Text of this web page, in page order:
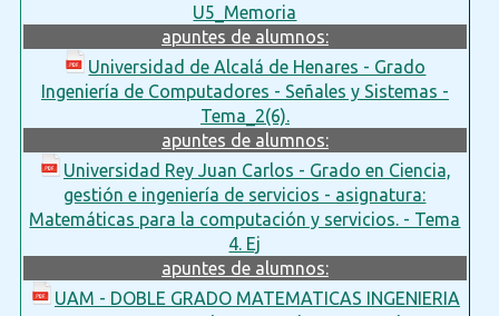
U5_Memoria
apuntes de alumnos:
Universidad de Alcalá de Henares - Grado
Ingeniería de Computadores - Señales y Sistemas -
Tema_2(6).
apuntes de alumnos:
Universidad Rey Juan Carlos - Grado en Ciencia,
gestión e ingeniería de servicios - asignatura:
Matemáticas para la computación y servicios. - Tema
4. Ej
apuntes de alumnos:
UAM - DOBLE GRADO MATEMATICAS INGENIERIA